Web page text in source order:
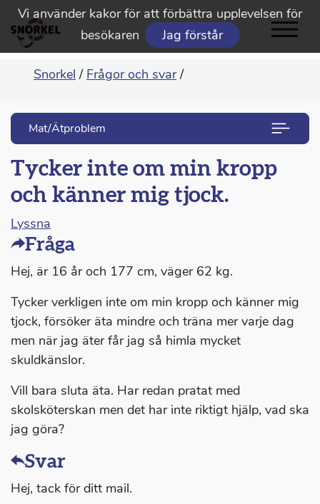
Vi använder kakor för att förbättra upplevelsen för
besökaren
Jag förstår
Snorkel / Frågor och svar /
Mat/Ätproblem
Tycker inte om min kropp
och känner mig tjock.
Lyssna
Fråga
Hej, är 16 år och 177 cm, väger 62 kg.
Tycker verkligen inte om min kropp och känner mig
tjock, försöker äta mindre och träna mer varje dag
men när jag äter får jag så himla mycket
skuldkänslor.
Vill bara sluta äta. Har redan pratat med
skolsköterskan men det har inte riktigt hjälp, vad ska
jag göra?
Svar
Hej, tack för ditt mail.